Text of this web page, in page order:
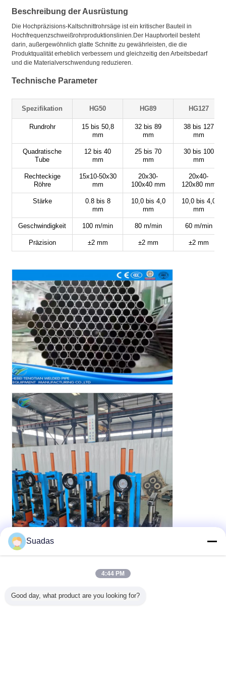
Beschreibung der Ausrüstung
Die Hochpräzisions-Kaltschnittrohrsäge ist ein kritischer Bauteil in
Hochfrequenzschweißrohrproduktionslinien.Der Hauptvorteil besteht
darin, außergewöhnlich glatte Schnitte zu gewährleisten, die die
Produktqualität erheblich verbessern und gleichzeitig den Arbeitsbedarf
und die Materialverschwendung reduzieren.
Technische Parameter
Spezifikation HG50 HG89 HG127
Rundrohr
15 bis 50,8
mm
32 bis 89
mm
38 bis 127
mm
Quadratische
Tube
12 bis 40
mm
25 bis 70
mm
30 bis 100
mm
Rechteckige
Röhre
15x10-50x30
mm
20x30-
100x40 mm
20x40-
120x80 mm
Stärke
0.8 bis 8
mm
10,0 bis 4,0
mm
10,0 bis 4,0
mm
Geschwindigkeit 100 m/min 80 m/min 60 m/min
Präzision ±2 mm ±2 mm ±2 mm
Suadas
4:44 PM
Good day, what product are you looking for?